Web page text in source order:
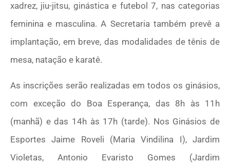
xadrez, jiu-jitsu, ginástica e futebol 7, nas categorias
feminina e masculina. A Secretaria também prevê a
implantação, em breve, das modalidades de tênis de
mesa, natação e karatê.
As inscrições serão realizadas em todos os ginásios,
com exceção do Boa Esperança, das 8h às 11h
(manhã) e das 14h às 17h (tarde). Nos Ginásios de
Esportes Jaime Roveli (Maria Vindilina I), Jardim
Violetas, Antonio Evaristo Gomes (Jardim